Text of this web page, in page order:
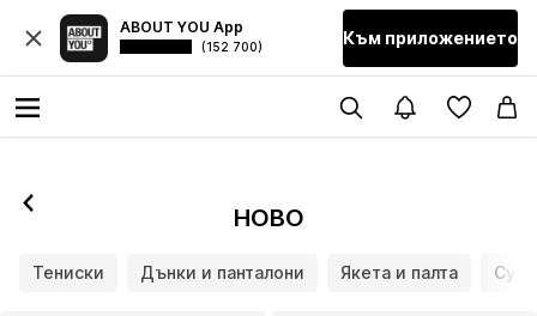
ABOUT YOU App
(152 700) Към приложението
НОВО
Тениски Дънки и панталони Якета и палта